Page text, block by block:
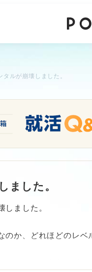
タルが崩壊しました。
ました。
しました。
か、どれほどのレベ